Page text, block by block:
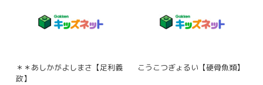
＊＊あしかがよしまさ【足利義
政】
こうこつぎょるい【硬骨魚類】